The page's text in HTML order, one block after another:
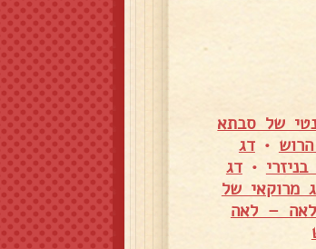
של סבתא
•דג
•דג
מרוקאי של
לאה – לאה